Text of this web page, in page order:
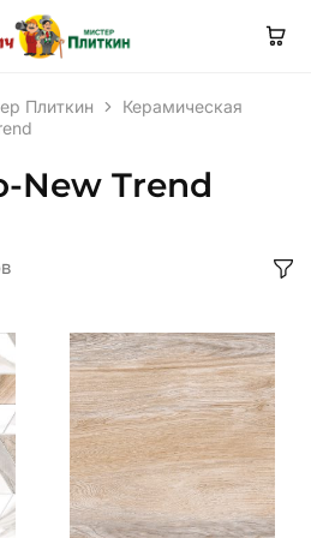
Плиткин
Керамическая
New Trend